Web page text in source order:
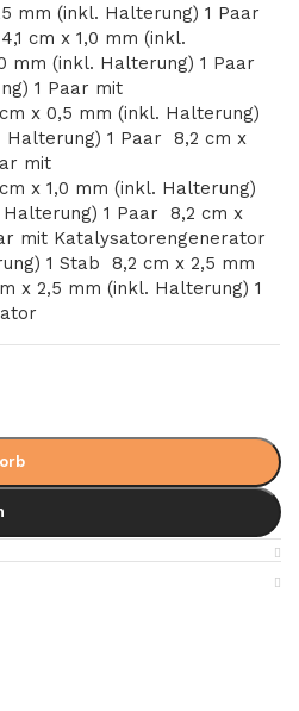
mm (inkl. Halterung) 1 Paar
4,1 cm x 1,0 mm (inkl.
mm (inkl. Halterung) 1 Paar
1 Paar mit
x 0,5 mm (inkl. Halterung)
1 Paar
8,2 cm x
mit
x 1,0 mm (inkl. Halterung)
1 Paar
8,2 cm x
mit Katalysatorengenerator
1 Stab
8,2 cm x 2,5 mm
x 2,5 mm (inkl. Halterung) 1